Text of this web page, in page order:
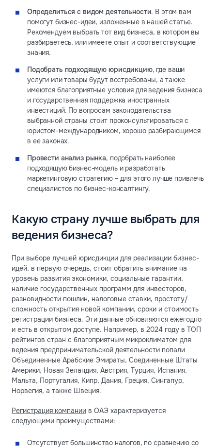
Определиться с видом деятельности. В этом вам
помогут бизнес-идеи, изложенные в нашей статье.
Рекомендуем выбрать тот вид бизнеса, в котором вы
разбираетесь, или имеете опыт и соответствующие
знания.
Подобрать подходящую юрисдикцию, где ваши
услуги или товары будут востребованы, а также
имеются благоприятные условия для ведения бизнеса
и государственная поддержка иностранных
инвестиций. По вопросам законодательства
выбранной страны стоит проконсультироваться с
юристом-международником, хорошо разбирающимся
в ее законах.
Провести анализ рынка, подобрать наиболее
подходящую бизнес-модель и разработать
маркетинговую стратегию – для этого лучше привлечь
специалистов по бизнес-консалтингу.
Какую страну лучше выбрать для
ведения бизнеса?
При выборе лучшей юрисдикции для реализации бизнес-
идей, в первую очередь, стоит обратить внимание на
уровень развития экономики, социальные гарантии,
наличие государственных программ для инвесторов,
разновидности пошлин, налоговые ставки, простоту/
сложность открытия новой компании, сроки и стоимость
регистрации бизнеса. Эти данные обновляются ежегодно
и есть в открытом доступе. Например, в 2024 году в ТОП
рейтингов стран с благоприятным микроклиматом для
ведения предпринимательской деятельности попали
Объединенные Арабские Эмираты, Соединенные Штаты
Америки, Новая Зеландия, Австрия, Турция, Испания,
Мальта, Португалия, Кипр, Дания, Греция, Сингапур,
Норвегия, а также Швеция.
Регистрация компании в ОАЭ характеризуется
следующими преимуществами:
Отсутствует большинство налогов, по сравнению со